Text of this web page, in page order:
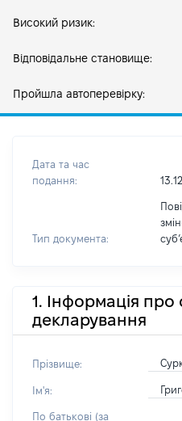
Високий ризик:
Відповідальне становище:
Пройшла автоперевірку:
Дата та час
подання:
Тип документа:
1. Інформація про
декларування
Прізвище:
Ім'я:
По батькові (за